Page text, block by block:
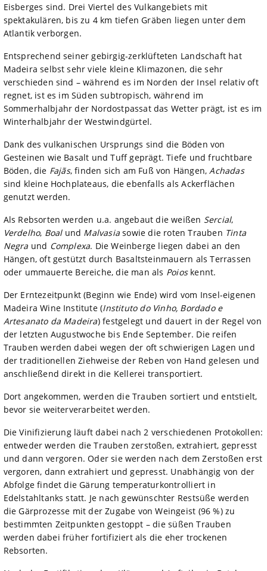
Eisberges sind. Drei Viertel des Vulkangebiets mit
spektakulären, bis zu 4 km tiefen Gräben liegen unter dem
Atlantik verborgen.
Entsprechend seiner gebirgig-zerklüfteten Landschaft hat
Madeira selbst sehr viele kleine Klimazonen, die sehr
verschieden sind – während es im Norden der Insel relativ oft
regnet, ist es im Süden subtropisch, während im
Sommerhalbjahr der Nordostpassat das Wetter prägt, ist es im
Winterhalbjahr der Westwindgürtel.
Dank des vulkanischen Ursprungs sind die Böden von
Gesteinen wie Basalt und Tuff geprägt. Tiefe und fruchtbare
Böden, die Fajãs, finden sich am Fuß von Hängen, Achadas
sind kleine Hochplateaus, die ebenfalls als Ackerflächen
genutzt werden.
Als Rebsorten werden u.a. angebaut die weißen Sercial,
Verdelho, Boalund Malvasiasowie die roten Trauben Tinta
Negra und Complexa. Die Weinberge liegen dabei an den
Hängen, oft gestützt durch Basaltsteinmauern als Terrassen
oder ummauerte Bereiche, die man als Poioskennt.
Der Erntezeitpunkt (Beginn wie Ende) wird vom Insel-eigenen
Madeira Wine Institute (Instituto do Vinho, Bordado e
Artesanato da Madeira) festgelegt und dauert in der Regel von
der letzten Augustwoche bis Ende September. Die reifen
Trauben werden dabei wegen der oft schwierigen Lagen und
der traditionellen Ziehweise der Reben von Hand gelesen und
anschließend direkt in die Kellerei transportiert.
Dort angekommen, werden die Trauben sortiert und entstielt,
bevor sie weiterverarbeitet werden.
Die Vinifizierung läuft dabei nach 2 verschiedenen Protokollen:
entweder werden die Trauben zerstoßen, extrahiert, gepresst
und dann vergoren. Oder sie werden nach dem Zerstoßen erst
vergoren, dann extrahiert und gepresst. Unabhängig von der
Abfolge findet die Gärung temperaturkontrolliert in
Edelstahltanks statt. Je nach gewünschter Restsüße werden
die Gärprozesse mit der Zugabe von Weingeist (96 %) zu
bestimmten Zeitpunkten gestoppt – die süßen Trauben
werden dabei früher fortifiziert als die eher trockenen
Rebsorten.